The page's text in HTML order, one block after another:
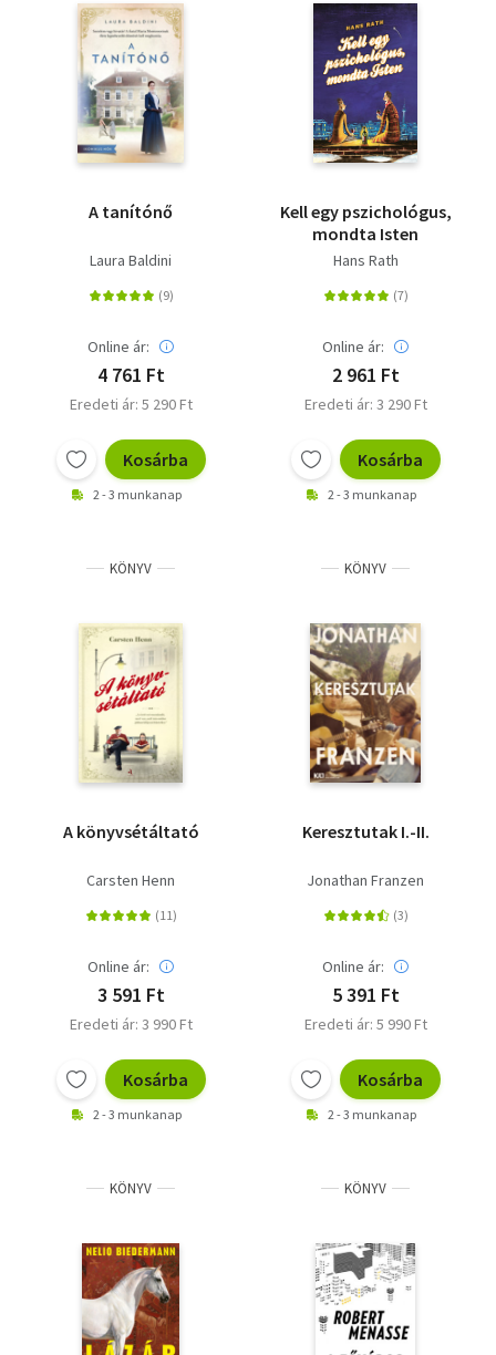
A tanítónő
Laura Baldini
Online ár:
4 761 Ft
Eredeti ár: 5 290 Ft
Kosárba
2 - 3 munkanap
Kell egy pszichológus,
mondta Isten
Hans Rath
Online ár:
2 961 Ft
Eredeti ár: 3 290 Ft
Kosárba
2 - 3 munkanap
KÖNYV
A könyvsétáltató
Carsten Henn
Online ár:
3 591 Ft
Eredeti ár: 3 990 Ft
Kosárba
2 - 3 munkanap
KÖNYV
Keresztutak I.-II.
Jonathan Franzen
Online ár:
5 391 Ft
Eredeti ár: 5 990 Ft
Kosárba
2 - 3 munkanap
KÖNYV KÖNYV